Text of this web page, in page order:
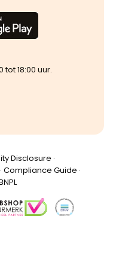
18:00 uur.
Disclosure ·
Compliance Guide ·